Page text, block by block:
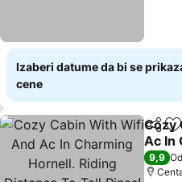
Izaberi datume da bi se
cene
Deli
Cozy
Ac In
9,9